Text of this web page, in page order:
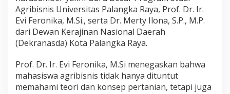
Agribisnis Universitas Palangka Raya, Prof. Dr. Ir.
Evi Feronika, M.Si., serta Dr. Merty Ilona, S.P., M.P.
dari Dewan Kerajinan Nasional Daerah
(Dekranasda) Kota Palangka Raya.
Prof. Dr. Ir. Evi Feronika, M.Si menegaskan bahwa
mahasiswa agribisnis tidak hanya dituntut
memahami teori dan konsep pertanian, tetapi juga